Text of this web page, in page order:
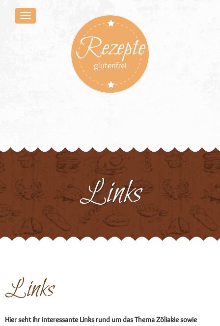
Rezepte
glutenfrei
Links
Links
Hier seht ihr interessante Links rund um das Thema Zöliakie sowie